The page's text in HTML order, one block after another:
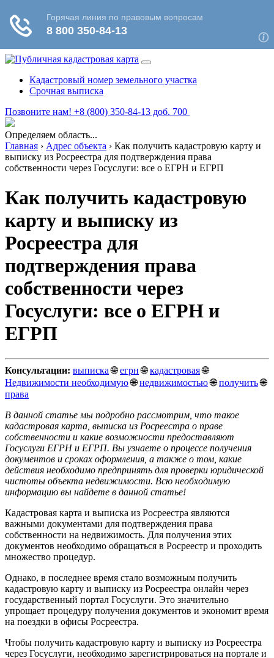
Кадастровый номер земельного участка
Срочная выписка
Позвоните нам! +8 (800) 350-84-13 доб. 700
Определяем область...
Главная › Адрес объекта › Как получить кадастровую карту и
выписку из Росреестра для подтверждения права
собственности через Госуслуги: все о ЕГРН и ЕГРП
Как получить кадастровую
карту и выписку из
Росреестра для
подтверждения права
собственности через
Госуслуги: все о ЕГРН и
ЕГРП
Консультации: выписка🌐егрн🌐кадастровая🌐
Недвижимости необходимую🌐недвижимостью🌐получить🌐
права
В данной статье мы подробно рассмотрим, что такое
кадастровая карта, выписка из Росреестра о праве
собственности и какие возможности предоставляют
Госуслуги ЕГРН и ЕГРП. Вы узнаете о процессе получения
документов и сроках оформления, а также о том, какие
действия необходимо предпринять для проверки юридической
чистоты объекта недвижимости. Всю необходимую
информацию вы найдете в данной статье!
Кадастровая карта и выписка из Росреестра являются
важными документами для подтверждения права
собственности на недвижимость. Для получения этих
документов необходимо обращаться в Росреестр и проходить
множество процедур.
Однако, в последнее время стало возможным получить
кадастровую карту и выписку из Росреестра онлайн через
государственный портал Госуслуги. Это значительно
упрощает процедуру получения документов и экономит время
на поездки в офисы Росреестра.
Чтобы получить кадастровую карту и выписку из Росреестра
через Госуслуги, необходимо зарегистрироваться на портале и